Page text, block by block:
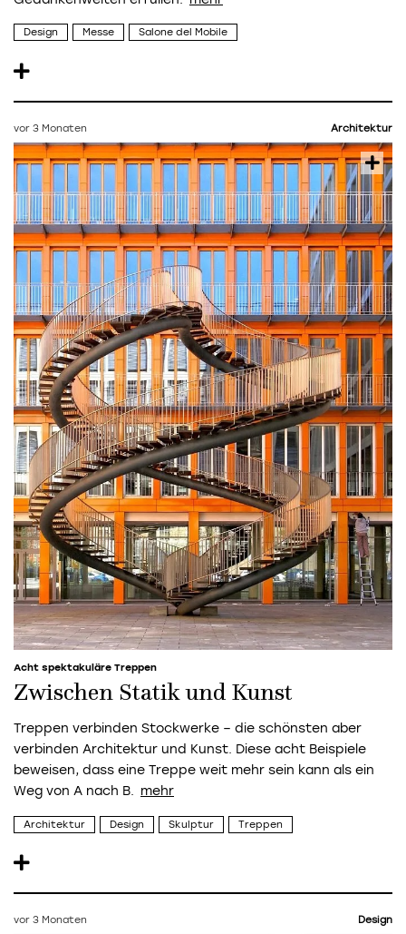
Design Messe Salone del Mobile
vor 3 Monaten Architektur
Acht spektakuläre Treppen
Zwischen Statik und Kunst
Treppen verbinden Stockwerke – die schönsten aber
verbinden Architektur und Kunst. Diese acht Beispiele
beweisen, dass eine Treppe weit mehr sein kann als ein
Weg von A nach B.
Architektur Design Skulptur Treppen
vor 3 Monaten Design